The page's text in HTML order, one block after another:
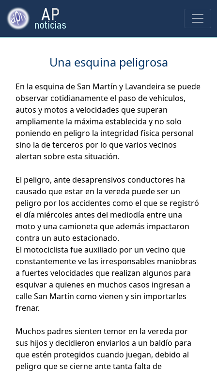
Una esquina peligrosa
En la esquina de San Martín y Lavandeira se puede
observar cotidianamente el paso de vehículos,
autos y motos a velocidades que superan
ampliamente la máxima establecida y no solo
poniendo en peligro la integridad física personal
sino la de terceros por lo que varios vecinos
alertan sobre esta situación.
El peligro, ante desaprensivos conductores ha
causado que estar en la vereda puede ser un
peligro por los accidentes como el que se registró
el día miércoles antes del mediodía entre una
moto y una camioneta que además impactaron
contra un auto estacionado.
El motociclista fue auxiliado por un vecino que
constantemente ve las irresponsables maniobras
a fuertes velocidades que realizan algunos para
esquivar a quienes en muchos casos ingresan a
calle San Martín como vienen y sin importarles
frenar.
Muchos padres sienten temor en la vereda por
sus hijos y decidieron enviarlos a un baldío para
que estén protegidos cuando juegan, debido al
peligro que se cierne ante tanta falta de